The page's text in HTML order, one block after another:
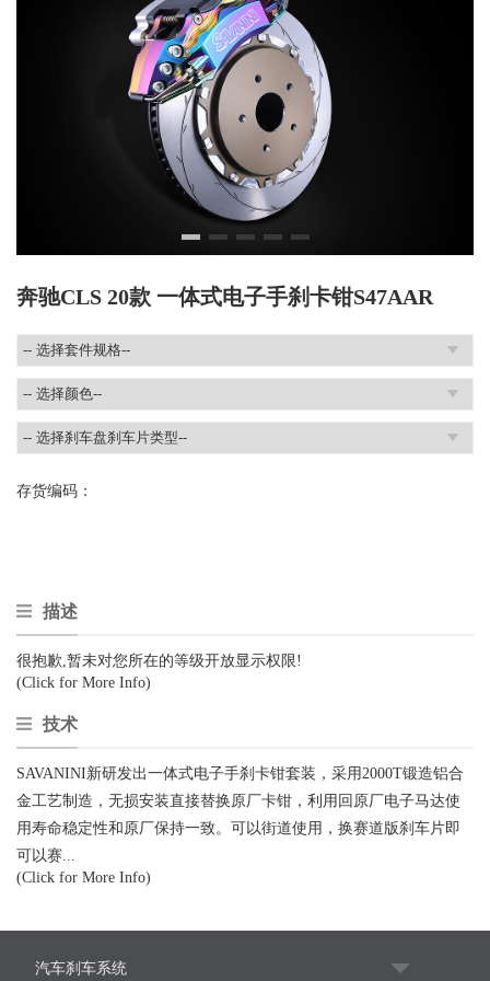
奔驰CLS 20款 一体式电子手刹卡钳S47AAR
存货编码：
描述
很抱歉,暂未对您所在的等级开放显示权限!
(Click for More Info)
技术
SAVANINI新研发出一体式电子手刹卡钳套装，采用2000T锻造铝合
金工艺制造，无损安装直接替换原厂卡钳，利用回原厂电子马达使
用寿命稳定性和原厂保持一致。可以街道使用，换赛道版刹车片即
可以赛...
(Click for More Info)
汽车刹车系统